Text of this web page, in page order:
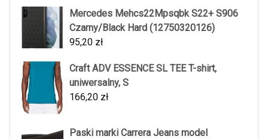
Mercedes Mehcs22Mpsqbk S22+ S906
Czarny/Black Hard (12750320126)
95,20 zł
Craft ADV ESSENCE SL TEE T-shirt,
uniwersalny, S
166,20 zł
Paski marki Carrera Jeans model